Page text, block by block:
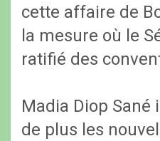
cette affaire de
la mesure où le
ratifié des
Madia Diop
de plus les